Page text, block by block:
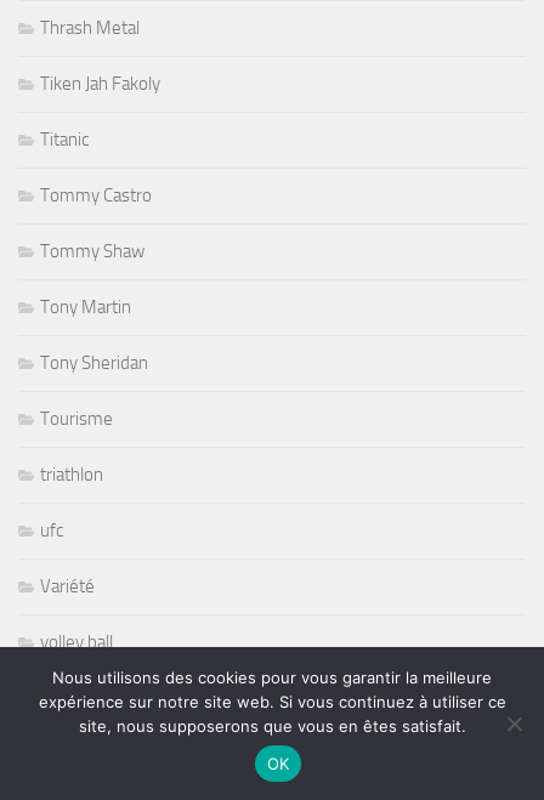
Thrash Metal
Tiken Jah Fakoly
Titanic
Tommy Castro
Tommy Shaw
Tony Martin
Tony Sheridan
Tourisme
triathlon
ufc
Variété
volley ball
Whisbone Ash
Nous utilisons des cookies pour vous garantir la meilleure
expérience sur notre site web. Si vous continuez à utiliser ce
site, nous supposerons que vous en êtes satisfait.
OK